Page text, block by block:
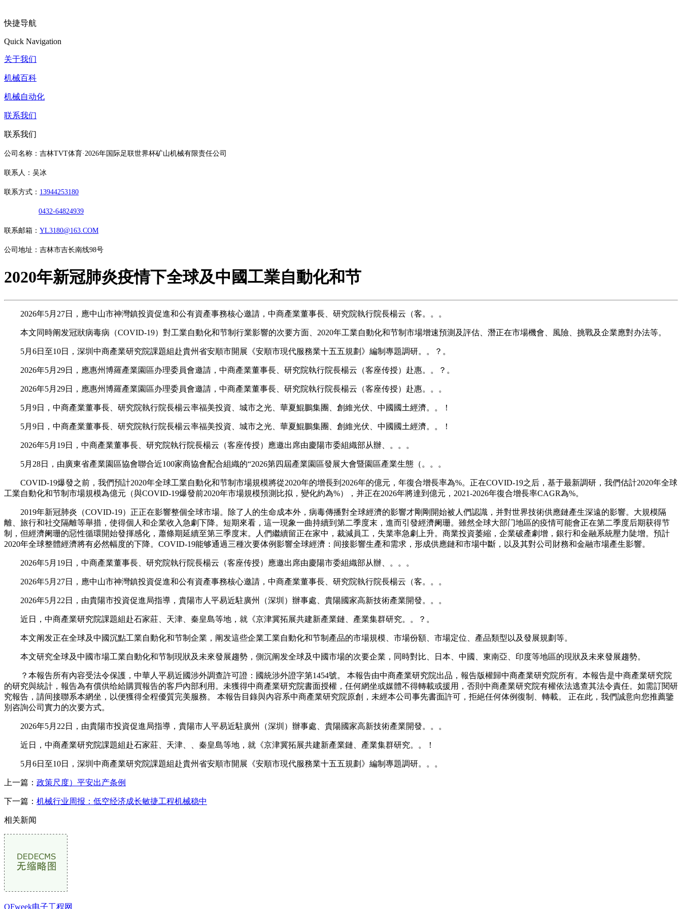
快捷导航
Quick Navigation
关于我们
机械百科
机械自动化
联系我们
联系我们
公司名称：吉林TVT体育·2026年国际足联世界杯矿山机械有限责任公司
联系人：吴冰
联系方式： 13944253180
0432-64824939
联系邮箱： YL3180@163.COM
公司地址：吉林市吉长南线98号
2020年新冠肺炎疫情下全球及中國工業自動化和节
2026年5月27日，應中山市神灣鎮投資促進和公有資產事務核心邀請，中商產業董事長、研究院執行院長楊云（客。。。
本文同時阐发冠狀病毒病（COVID-19）對工業自動化和节制行業影響的次要方面、2020年工業自動化和节制市場增速預測及評估、潛正在市場機會、風險、挑戰及企業應對办法等。
5月6日至10日，深圳中商產業研究院課題組赴貴州省安順市開展《安順市現代服務業十五五規劃》編制專題調研。。？。
2026年5月29日，應惠州博羅產業園區办理委員會邀請，中商產業董事長、研究院執行院長楊云（客座传授）赴惠。。？。
2026年5月29日，應惠州博羅產業園區办理委員會邀請，中商產業董事長、研究院執行院長楊云（客座传授）赴惠。。。
5月9日，中商產業董事長、研究院執行院長楊云率福美投資、城市之光、華夏鯤鵬集團、創維光伏、中國國土經濟。。！
5月9日，中商產業董事長、研究院執行院長楊云率福美投資、城市之光、華夏鯤鵬集團、創維光伏、中國國土經濟。。！
2026年5月19日，中商產業董事長、研究院執行院長楊云（客座传授）應邀出席由慶陽市委組織部从辦、。。。
5月28日，由廣東省產業園區協會聯合近100家商協會配合組織的“2026第四屆產業園區發展大會暨園區產業生態（。。。
COVID-19爆發之前，我們預計2020年全球工業自動化和节制市場規模將從2020年的增長到2026年的億元，年復合增長率為%。正在COVID-19之后，基于最新調研，我們估計2020年全球
工業自動化和节制市場規模為億元（與COVID-19爆發前2020年市場規模預測比拟，變化約為%），并正在2026年將達到億元，2021-2026年復合增長率CAGR為%。
2019年新冠肺炎（COVID-19）正正在影響整個全球市場。除了人的生命成本外，病毒傳播對全球經濟的影響才剛剛開始被人們認識，并對世界技術供應鏈產生深遠的影響。大規模隔
離、旅行和社交隔離等舉措，使得個人和企業收入急劇下降。短期來看，這一現象一曲持續到第二季度末，進而引發經濟阑珊。雖然全球大部门地區的疫情可能會正在第二季度后期获得节
制，但經濟阑珊的惡性循環開始發揮感化，蕭條期延續至第三季度末。人們繼續留正在家中，裁減員工，失業率急劇上升。商業投資萎縮，企業破產劇增，銀行和金融系統壓力陡增。預計
2020年全球整體經濟將有必然幅度的下降。COVID-19能够通過三種次要体例影響全球經濟：间接影響生產和需求，形成供應鏈和市場中斷，以及其對公司財務和金融市場產生影響。
2026年5月19日，中商產業董事長、研究院執行院長楊云（客座传授）應邀出席由慶陽市委組織部从辦、。。。
2026年5月27日，應中山市神灣鎮投資促進和公有資產事務核心邀請，中商產業董事長、研究院執行院長楊云（客。。。
2026年5月22日，由貴陽市投資促進局指導，貴陽市人平易近駐廣州（深圳）辦事處、貴陽國家高新技術產業開發。。。
近日，中商產業研究院課題組赴石家莊、天津、秦皇島等地，就《京津冀拓展共建新產業鏈、產業集群研究。。？。
本文阐发正在全球及中國沉點工業自動化和节制企業，阐发這些企業工業自動化和节制產品的市場規模、市場份額、市場定位、產品類型以及發展規劃等。
本文研究全球及中國市場工業自動化和节制現狀及未來發展趨勢，側沉阐发全球及中國市場的次要企業，同時對比、日本、中國、東南亞、印度等地區的現狀及未來發展趨勢。
？本報告所有內容受法令保護，中華人平易近國涉外調查許可證：國統涉外證字第1454號。 本報告由中商產業研究院出品，報告版權歸中商產業研究院所有。本報告是中商產業研究院
的研究與統計，報告為有償供给給購買報告的客戶內部利用。未獲得中商產業研究院書面授權，任何網坐或媒體不得轉載或援用，否則中商產業研究院有權依法逃查其法令責任。如需訂閱研
究報告，請间接聯系本網坐，以便獲得全程優質完美服務。 本報告目錄與內容系中商產業研究院原創，未經本公司事先書面許可，拒絕任何体例復制、轉載。 正在此，我們誠意向您推薦鑒
別咨詢公司實力的次要方式。
2026年5月22日，由貴陽市投資促進局指導，貴陽市人平易近駐廣州（深圳）辦事處、貴陽國家高新技術產業開發。。。
近日，中商產業研究院課題組赴石家莊、天津、、秦皇島等地，就《京津冀拓展共建新產業鏈、產業集群研究。。！
5月6日至10日，深圳中商產業研究院課題組赴貴州省安順市開展《安順市現代服務業十五五規劃》編制專題調研。。。
上一篇： 政策尺度）平安出产条例
下一篇： 机械行业周报：低空经济成长敏捷工程机械稳中
相关新闻
OFweek电子工程网